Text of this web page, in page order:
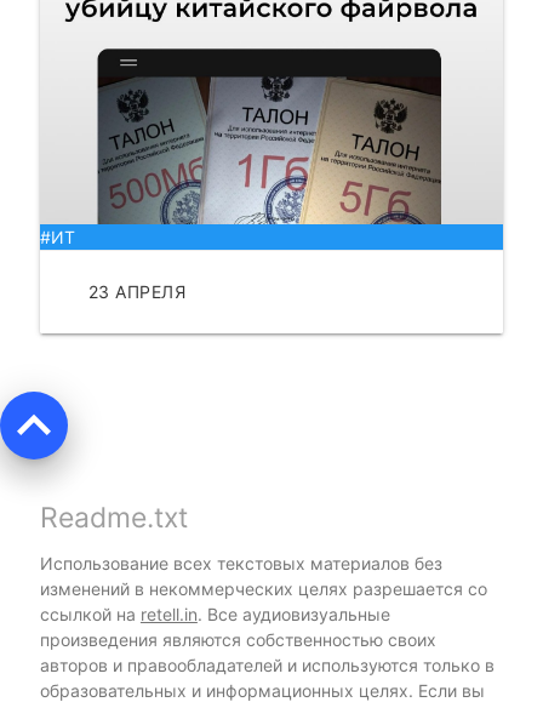
#ИТ
23 АПРЕЛЯ
keyboard_arrow_up
Readme.txt
Использование всех текстовых материалов без
изменений в некоммерческих целях разрешается со
ссылкой на retell.in. Все аудиовизуальные
произведения являются собственностью своих
авторов и правообладателей и используются только в
образовательных и информационных целях. Если вы